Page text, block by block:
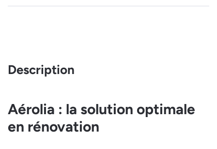
Description
Aérolia : la solution optimale
en rénovation